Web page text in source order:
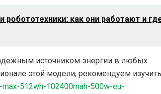
как они работают и
источником энергии в любых
этой модели, рекомендуем изучить
512wh-102400mah-500w-eu-